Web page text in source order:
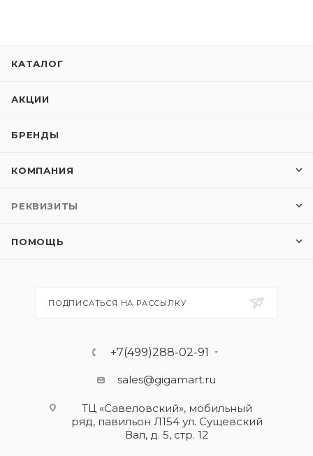
КАТАЛОГ
АКЦИИ
БРЕНДЫ
КОМПАНИЯ
РЕКВИЗИТЫ
ПОМОЩЬ
ПОДПИСАТЬСЯ НА РАССЫЛКУ
+7(499)288-02-91
sales@gigamart.ru
ТЦ «Савеловский», мобильный
ряд, павильон Л154 ул. Сущевский
Вал, д. 5, стр. 12